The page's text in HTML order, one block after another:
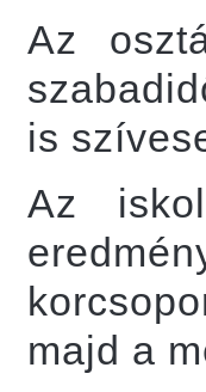
Az
is
Az
majd a